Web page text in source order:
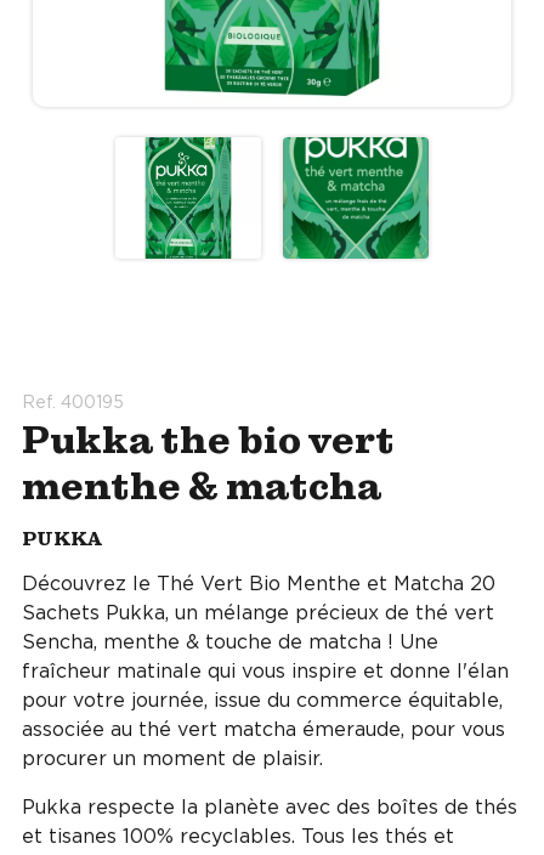
Ref. 400195
Pukka the bio vert
menthe & matcha
PUKKA
Découvrez le Thé Vert Bio Menthe et Matcha 20
Sachets Pukka, un mélange précieux de thé vert
Sencha, menthe & touche de matcha ! Une
fraîcheur matinale qui vous inspire et donne l'élan
pour votre journée, issue du commerce équitable,
associée au thé vert matcha émeraude, pour vous
procurer un moment de plaisir.
Pukka respecte la planète avec des boîtes de thés
et tisanes 100% recyclables. Tous les thés et